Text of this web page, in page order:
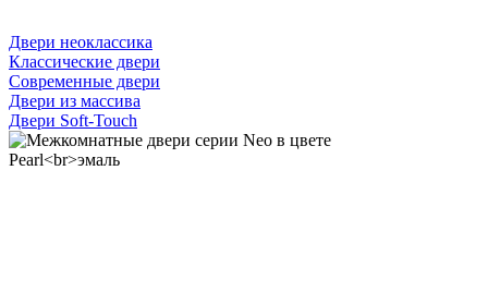
Двери неоклассика
Классические двери
Современные двери
Двери из массива
Двери Soft-Touch